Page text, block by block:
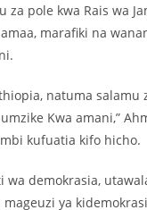
za pole kwa Rais wa
marafiki na
natuma salamu
Kwa amani,”
kufuatia kifo hicho.
wa demokrasia,
ya